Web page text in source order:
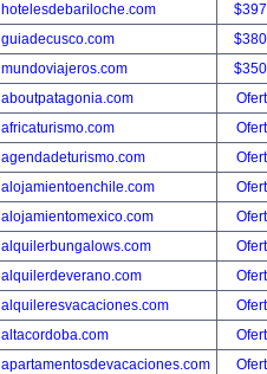
hotelesdebariloche.com
guiadecusco.com
mundoviajeros.com
aboutpatagonia.com
africaturismo.com
agendadeturismo.com
alojamientoenchile.com
alojamientomexico.com
alquilerbungalows.com
alquilerdeverano.com
alquileresvacaciones.com
altacordoba.com
apartamentosdevacaciones.com